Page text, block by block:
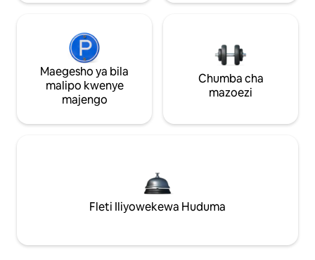
Maegesho ya bila
malipo kwenye
majengo
Chumba cha
mazoezi
Fleti Iliyowekewa Huduma